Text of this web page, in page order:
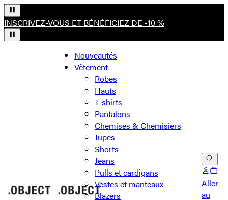
INSCRIVEZ-VOUS ET BÉNÉFICIEZ DE -10 %
Nouveautés
Vêtement
Robes
Hauts
T-shirts
Pantalons
Chemises & Chemisiers
Jupes
Shorts
Jeans
Pulls et cardigans
Vestes et manteaux
Blazers
Aller
au